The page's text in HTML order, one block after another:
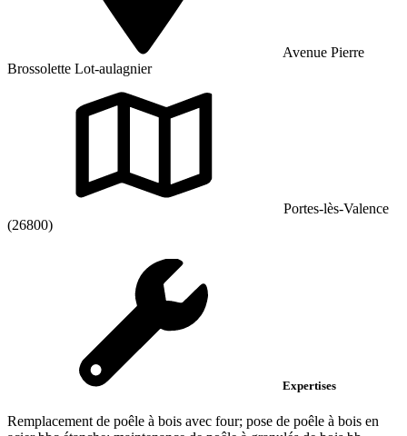
Avenue Pierre
Brossolette Lot-aulagnier
Portes-lès-Valence
(26800)
Expertises
Remplacement de poêle à bois avec four; pose de poêle à bois en